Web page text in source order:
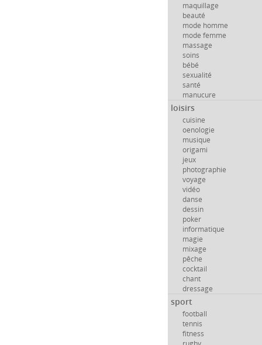
maquillage
beauté
mode homme
mode femme
massage
soins
bébé
sexualité
santé
manucure
loisirs
cuisine
oenologie
musique
origami
jeux
photographie
voyage
vidéo
danse
dessin
poker
informatique
magie
mixage
pêche
cocktail
chant
dressage
sport
football
tennis
fitness